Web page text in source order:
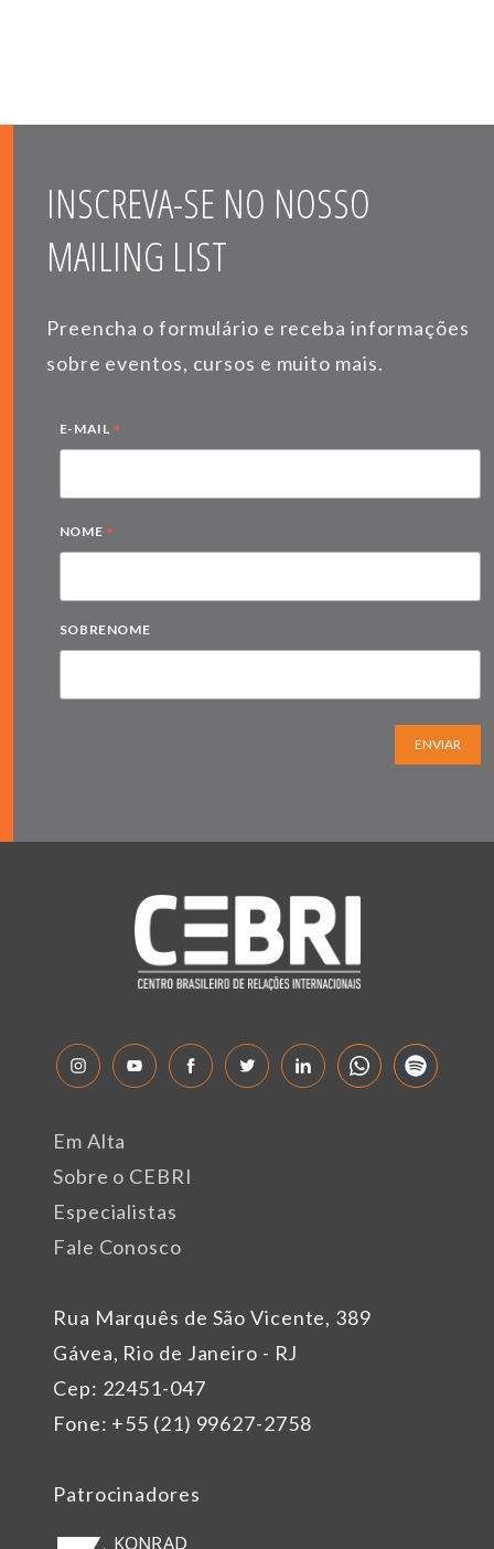
INSCREVA-SE NO NOSSO
MAILING LIST
Preencha o formulário e receba informações
sobre eventos, cursos e muito mais.
E-MAIL *
NOME *
SOBRENOME
ENVIAR
Rua Marquês de São Vicente, 389
Gávea, Rio de Janeiro - RJ
Cep: 22451-047
Fone: +55 (21) 99627-2758
Em Alta
Sobre o CEBRI
Especialistas
Fale Conosco
Patrocinadores